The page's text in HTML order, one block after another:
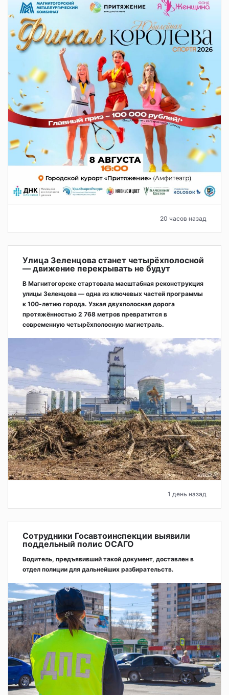
20 часов назад
Улица Зеленцова станет четырёхполосной
— движение перекрывать не будут
В Магнитогорске стартовала масштабная реконструкция
улицы Зеленцова — одна из ключевых частей программы
к 100-летию города. Узкая двухполосная дорога
протяжённостью 2 768 метров превратится в
современную четырёхполосную магистраль.
1 день назад
Сотрудники Госавтоинспекции выявили
поддельный полис ОСАГО
Водитель, предъявивший такой документ, доставлен в
отдел полиции для дальнейших разбирательств.